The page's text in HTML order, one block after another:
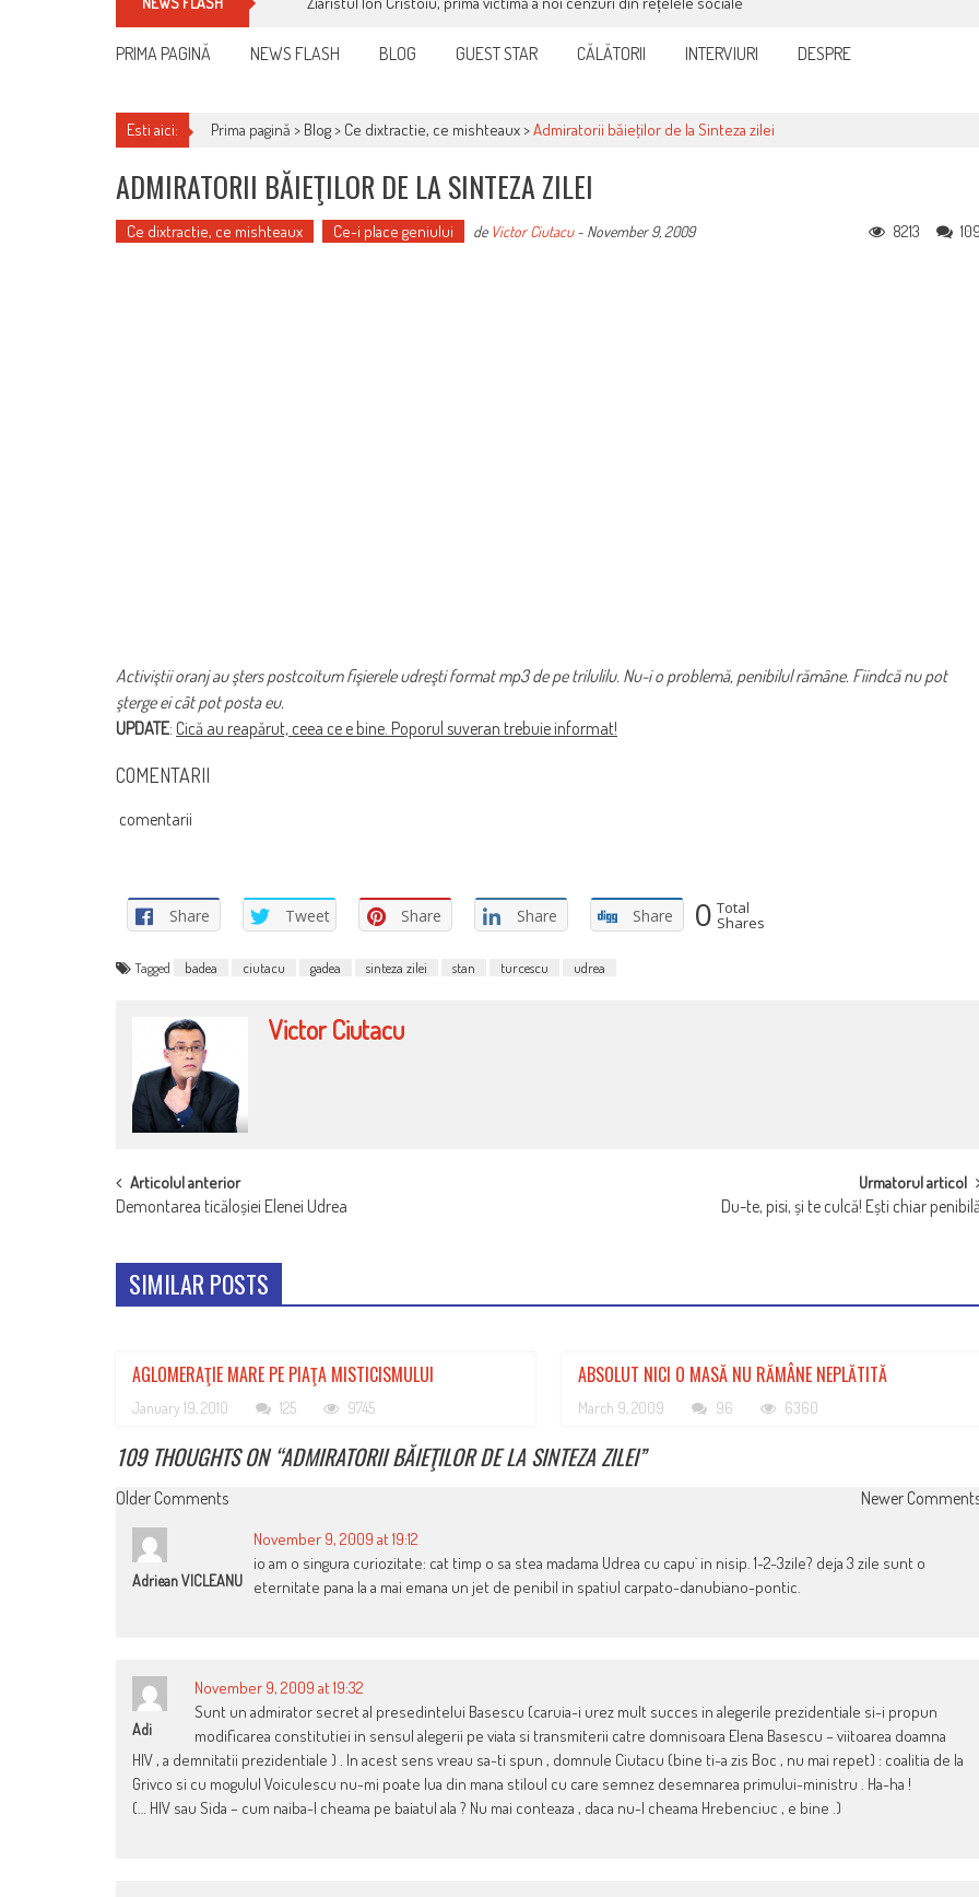
PRIMA PAGINĂ NEWS FLASH BLOG GUEST STAR CĂLĂTORII INTERVIURI DESPRE
Esti aici: Prima pagină > Blog> Ce dixtractie, ce mishteaux>Admiratorii băieţilor de la Sinteza zilei
ADMIRATORII BĂIEŢILOR DE LA SINTEZA ZILEI
Ce dixtractie, ce mishteaux Ce-i place geniului de Victor Ciutacu- November 9, 2009 8213
Activiştii oranj au şters postcoitum fişierele udreşti format mp3 de pe trilulilu. Nu-i o problemă, penibilul rămâne. Fiindcă nu pot
şterge ei cât pot posta eu.
UPDATE: Cică au reapărut, ceea ce e bine. Poporul suveran trebuie informat!
COMENTARII
comentarii
Share Tweet Share Share Share 0 Total
Shares
Tagged badea ciutacu gadea sinteza zilei stan turcescu udrea
Victor Ciutacu
POST
NAVIGATION
Articolul anterior
Demontarea ticăloșiei Elenei Udrea
Urmatorul articol
Du-te, pisi, și te culcă! Ești chiar
SIMILAR POSTS
AGLOMERAŢIE MARE PE PIAŢA MISTICISMULUI
January 19, 2010 125 9745
ABSOLUT NICI O MASĂ NU RĂMÂNE NEPLĂTITĂ
March 9, 2009 96 6360
109 THOUGHTS ON “ADMIRATORII BĂIEŢILOR DE LA SINTEZA ZILEI”
COMMENT
NAVIGATION
Older Comments Newer
Adriean VICLEANU
November 9, 2009 at 19:12
io am o singura curiozitate: cat timp o sa stea madama Udrea cu capu` in nisip. 1-2-3zile? deja 3 zile sunt o
eternitate pana la a mai emana un jet de penibil in spatiul carpato-danubiano-pontic.
Adi
November 9, 2009 at 19:32
Sunt un admirator secret al presedintelui Basescu (caruia-i urez mult succes in alegerile prezidentiale si-i propun
modificarea constitutiei in sensul alegerii pe viata si transmiterii catre domnisoara Elena Basescu – viitoarea doamna
HIV , a demnitatii prezidentiale ) . In acest sens vreau sa-ti spun , domnule Ciutacu (bine ti-a zis Boc , nu mai repet) : coalitia de la
Grivco si cu mogulul Voiculescu nu-mi poate lua din mana stiloul cu care semnez desemnarea primului-ministru . Ha-ha !
(… HIV sau Sida – cum naiba-l cheama pe baiatul ala ? Nu mai conteaza , daca nu-l cheama Hrebenciuc , e bine .)